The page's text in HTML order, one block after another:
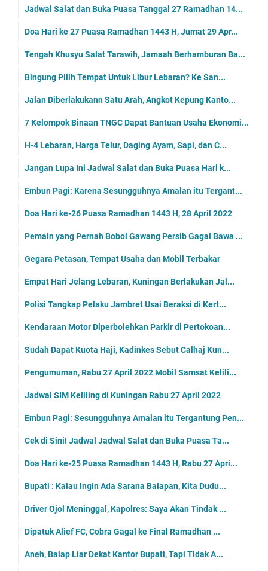
Jadwal Salat dan Buka Puasa Tanggal 27 Ramadhan 14...
Doa Hari ke 27 Puasa Ramadhan 1443 H, Jumat 29 Apr...
Tengah Khusyu Salat Tarawih, Jamaah Berhamburan Ba...
Bingung Pilih Tempat Untuk Libur Lebaran? Ke San...
Jalan Diberlakukann Satu Arah, Angkot Kepung Kanto...
7 Kelompok Binaan TNGC Dapat Bantuan Usaha Ekonomi...
H-4 Lebaran, Harga Telur, Daging Ayam, Sapi, dan C...
Jangan Lupa Ini Jadwal Salat dan Buka Puasa Hari k...
Embun Pagi: Karena Sesungguhnya Amalan itu Tergant...
Doa Hari ke-26 Puasa Ramadhan 1443 H, 28 April 2022
Pemain yang Pernah Bobol Gawang Persib Gagal Bawa ...
Gegara Petasan, Tempat Usaha dan Mobil Terbakar
Empat Hari Jelang Lebaran, Kuningan Berlakukan Jal...
Polisi Tangkap Pelaku Jambret Usai Beraksi di Kert...
Kendaraan Motor Diperbolehkan Parkir di Pertokoan...
Sudah Dapat Kuota Haji, Kadinkes Sebut Calhaj Kun...
Pengumuman, Rabu 27 April 2022 Mobil Samsat Kelili...
Jadwal SIM Keliling di Kuningan Rabu 27 April 2022
Embun Pagi: Sesungguhnya Amalan itu Tergantung Pen...
Cek di Sini! Jadwal Jadwal Salat dan Buka Puasa Ta...
Doa Hari ke-25 Puasa Ramadhan 1443 H, Rabu 27 Apri...
Bupati : Kalau Ingin Ada Sarana Balapan, Kita Dudu...
Driver Ojol Meninggal, Kapolres: Saya Akan Tindak ...
Dipatuk Alief FC, Cobra Gagal ke Final Ramadhan ...
Aneh, Balap Liar Dekat Kantor Bupati, Tapi Tidak A...